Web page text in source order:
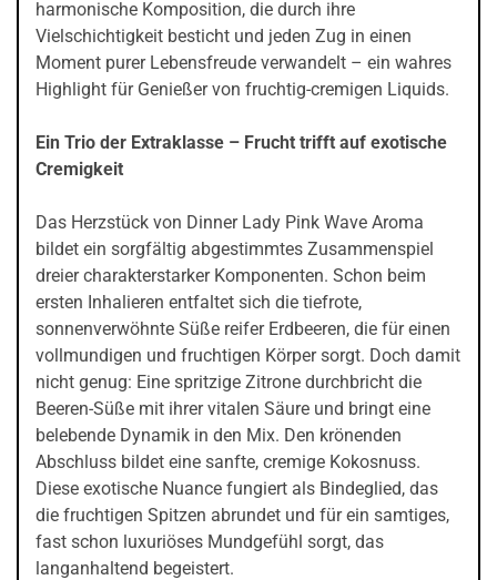
harmonische Komposition, die durch ihre
Vielschichtigkeit besticht und jeden Zug in einen
Moment purer Lebensfreude verwandelt – ein wahres
Highlight für Genießer von fruchtig-cremigen Liquids.
Ein Trio der Extraklasse – Frucht trifft auf exotische
Cremigkeit
Das Herzstück von Dinner Lady Pink Wave Aroma
bildet ein sorgfältig abgestimmtes Zusammenspiel
dreier charakterstarker Komponenten. Schon beim
ersten Inhalieren entfaltet sich die tiefrote,
sonnenverwöhnte Süße reifer Erdbeeren, die für einen
vollmundigen und fruchtigen Körper sorgt. Doch damit
nicht genug: Eine spritzige Zitrone durchbricht die
Beeren-Süße mit ihrer vitalen Säure und bringt eine
belebende Dynamik in den Mix. Den krönenden
Abschluss bildet eine sanfte, cremige Kokosnuss.
Diese exotische Nuance fungiert als Bindeglied, das
die fruchtigen Spitzen abrundet und für ein samtiges,
fast schon luxuriöses Mundgefühl sorgt, das
langanhaltend begeistert.